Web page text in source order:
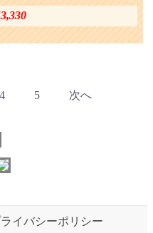
4 5 次へ
イバシーポリシー